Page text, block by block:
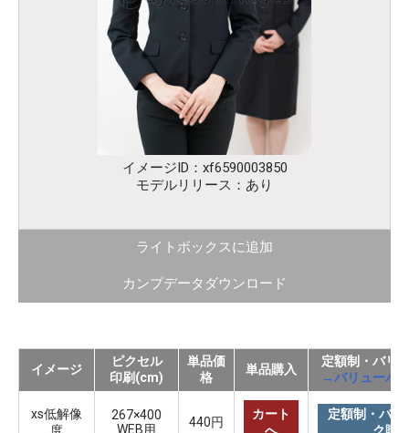
イメージID：xf6590003850
モデルリリース：あり
ライトボックスに追加
カンプデータダウンロード
イメージ
ピクセル
印刷(cm)
単品価
格
単品購入
定額制・バリ
→バリューパ
xs低解像
度
267×400
WEB用
440円
カート
へ
定額制・バリ
ク購